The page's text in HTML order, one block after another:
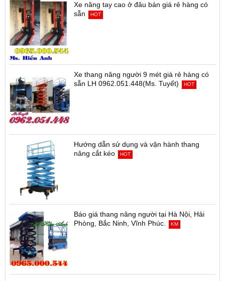
Xe nâng tay cao ở đâu bán giá rẻ hàng có
sẵn
HOT
Xe thang nâng người 9 mét giá rẻ hàng có
sẵn LH 0962.051.448(Ms. Tuyết)
HOT
Hướng dẫn sử dụng và vận hành thang
nâng cắt kéo
HOT
Báo giá thang nâng người tại Hà Nội, Hải
Phòng, Bắc Ninh, Vĩnh Phúc.
KM